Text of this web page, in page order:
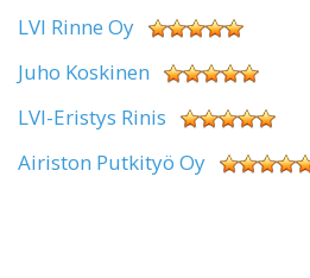
LVI Rinne Oy
Juho Koskinen
LVI-Eristys Rinis
Airiston Putkityö Oy